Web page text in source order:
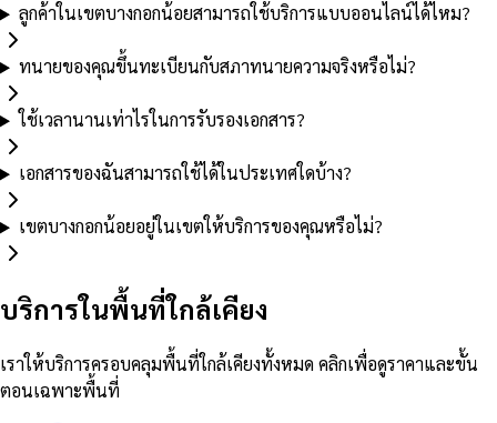
ลูกค้าในเขตบางกอกน้อยสามารถใช้บริการแบบออนไลน์ได้ไหม?
ทนายของคุณขึ้นทะเบียนกับสภาทนายความจริงหรือไม่?
ใช้เวลานานเท่าไรในการรับรองเอกสาร?
เอกสารของฉันสามารถใช้ได้ในประเทศใดบ้าง?
เขตบางกอกน้อยอยู่ในเขตให้บริการของคุณหรือไม่?
บริการในพื้นที่ใกล้เคียง
เราให้บริการครอบคลุมพื้นที่ใกล้เคียงทั้งหมด คลิกเพื่อดูราคาและขั้น
ตอนเฉพาะพื้นที่